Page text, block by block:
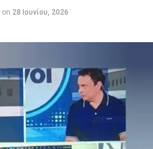
on 28 Ιουνίου, 2026